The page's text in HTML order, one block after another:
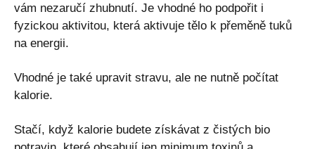
vám nezaručí zhubnutí. Je vhodné ho podpořit i
fyzickou aktivitou, která aktivuje tělo k přeměně tuků
na energii.
Vhodné je také upravit stravu, ale ne nutně počítat
kalorie.
Stačí, když kalorie budete získávat z čistých bio